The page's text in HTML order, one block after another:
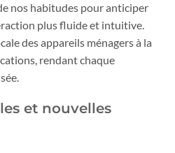
nos habitudes pour anticiper
plus fluide et intuitive.
des appareils ménagers à la
rendant chaque
et nouvelles